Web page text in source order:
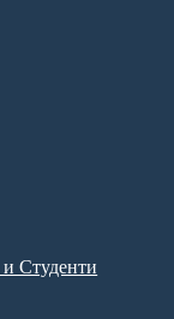
Студенти